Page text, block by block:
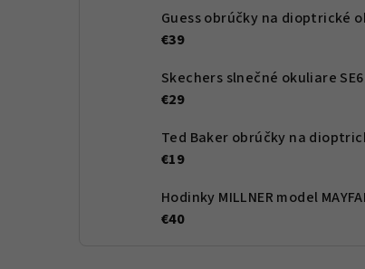
€39
€29
€19
€40